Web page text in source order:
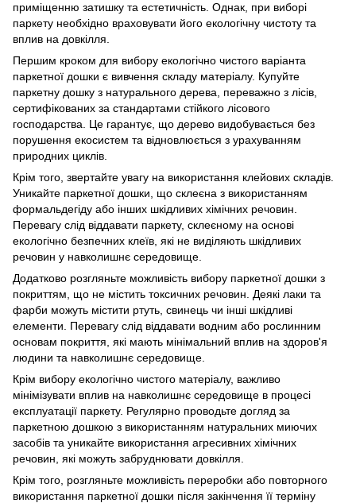
приміщенню затишку та естетичність. Однак, при виборі
паркету необхідно враховувати його екологічну чистоту та
вплив на довкілля.
Першим кроком для вибору екологічно чистого варіанта
паркетної дошки є вивчення складу матеріалу. Купуйте
паркетну дошку з натурального дерева, переважно з лісів,
сертифікованих за стандартами стійкого лісового
господарства. Це гарантує, що дерево видобувається без
порушення екосистем та відновлюється з урахуванням
природних циклів.
Крім того, звертайте увагу на використання клейових складів.
Уникайте паркетної дошки, що склеєна з використанням
формальдегіду або інших шкідливих хімічних речовин.
Перевагу слід віддавати паркету, склеєному на основі
екологічно безпечних клеїв, які не виділяють шкідливих
речовин у навколишнє середовище.
Додатково розгляньте можливість вибору паркетної дошки з
покриттям, що не містить токсичних речовин. Деякі лаки та
фарби можуть містити ртуть, свинець чи інші шкідливі
елементи. Перевагу слід віддавати водним або рослинним
основам покриття, які мають мінімальний вплив на здоров'я
людини та навколишнє середовище.
Крім вибору екологічно чистого матеріалу, важливо
мінімізувати вплив на навколишнє середовище в процесі
експлуатації паркету. Регулярно проводьте догляд за
паркетною дошкою з використанням натуральних миючих
засобів та уникайте використання агресивних хімічних
речовин, які можуть забруднювати довкілля.
Крім того, розгляньте можливість переробки або повторного
використання паркетної дошки після закінчення її терміну